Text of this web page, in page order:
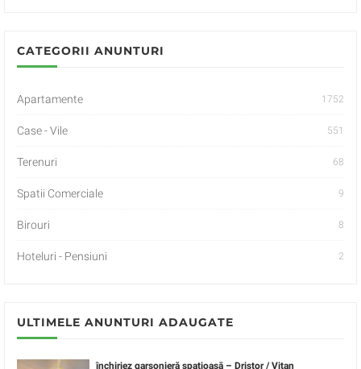
CATEGORII ANUNTURI
Apartamente 1752
Case - Vile 551
Terenuri 68
Spatii Comerciale 9
Birouri 8
Hoteluri - Pensiuni 2
ULTIMELE ANUNTURI ADAUGATE
închiriez garsonieră spațioasă – Dristor / Vitan